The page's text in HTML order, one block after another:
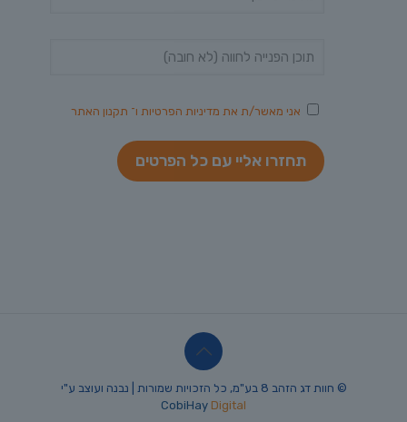
אני מאשר/ת את מדיניות הפרטיות ו־ תקנון האתר
© חוות דג הזהב 8 בע"מ, כל הזכויות שמורות | נבנה ועוצב ע"י
CobiHay Digital